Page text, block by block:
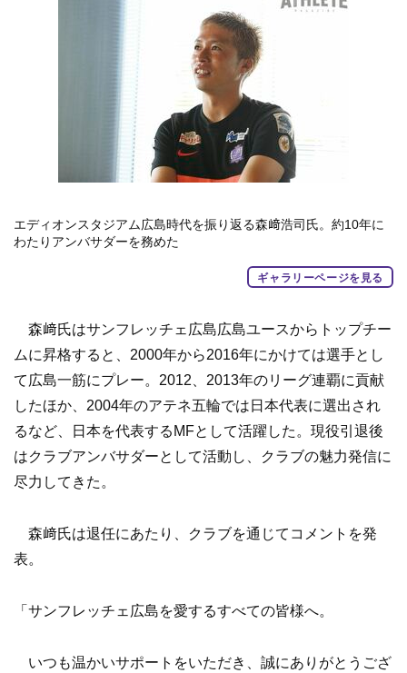
エディオンスタジアム広島時代を振り返る森﨑浩司氏。約10年に
わたりアンバサダーを務めた
ギャラリーページを見る
森﨑氏はサンフレッチェ広島広島ユースからトップチー
ムに昇格すると、2000年から2016年にかけては選手とし
て広島一筋にプレー。2012、2013年のリーグ連覇に貢献
したほか、2004年のアテネ五輪では日本代表に選出され
るなど、日本を代表するMFとして活躍した。現役引退後
はクラブアンバサダーとして活動し、クラブの魅力発信に
尽力してきた。
森﨑氏は退任にあたり、クラブを通じてコメントを発
表。
「サンフレッチェ広島を愛するすべての皆様へ。
いつも温かいサポートをいただき、誠にありがとうござ